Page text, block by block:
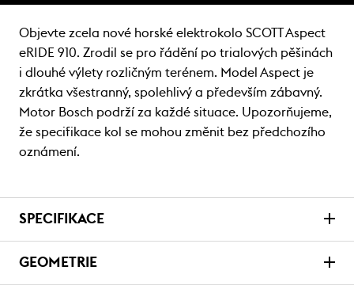
Objevte zcela nové horské elektrokolo SCOTT Aspect
eRIDE 910. Zrodil se pro řádění po trialových pěšinách
i dlouhé výlety rozličným terénem. Model Aspect je
zkrátka všestranný, spolehlivý a především zábavný.
Motor Bosch podrží za každé situace. Upozorňujeme,
že specifikace kol se mohou změnit bez předchozího
oznámení.
SPECIFIKACE
GEOMETRIE